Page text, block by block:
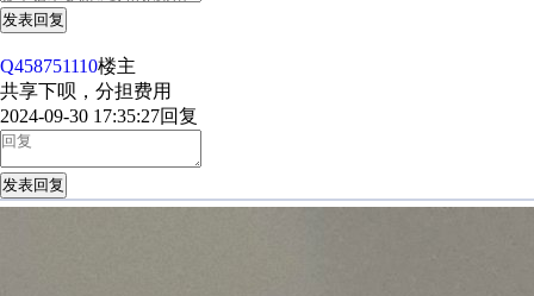
发表回复
Q458751110楼主
共享下呗，分担费用
2024-09-30 17:35:27回复
发表回复